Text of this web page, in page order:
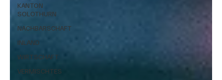
KANTON
SOLOTHURN
NACHBARSCHAFT
INLAND
WIRTSCHAFT
VERMISCHTES